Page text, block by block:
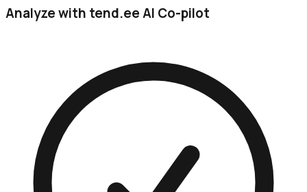
Analyze with tend.ee AI Co-pilot